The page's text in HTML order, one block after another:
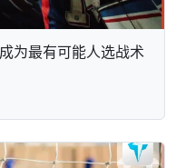
为最有可能人选战术